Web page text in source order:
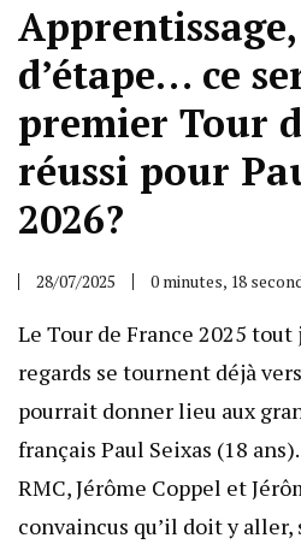
d’étape… ce
premier Tour
réussi pour
2026?
28/07/2025 0 minutes, 18
Le Tour de France 2025
regards se tournent déjà
pourrait donner lieu aux
français Paul Seixas (18
RMC, Jérôme Coppel et
convaincus qu’il doit y aller,